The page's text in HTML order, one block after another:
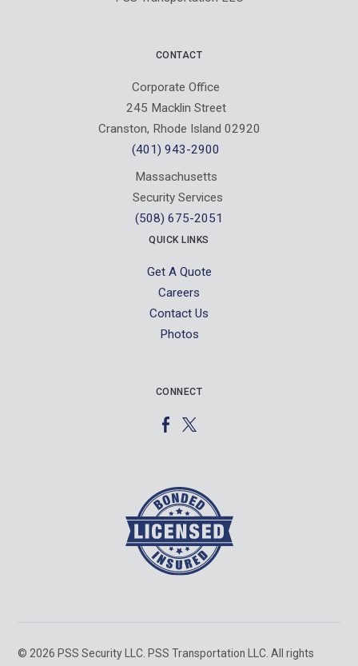
CONTACT
Corporate Office
245 Macklin Street
Cranston, Rhode Island 02920
(401) 943-2900
Massachusetts
Security Services
(508) 675-2051
QUICK LINKS
Get A Quote
Careers
Contact Us
Photos
CONNECT
Facebook
Twitter
© 2026 PSS Security LLC. PSS Transportation LLC. All rights